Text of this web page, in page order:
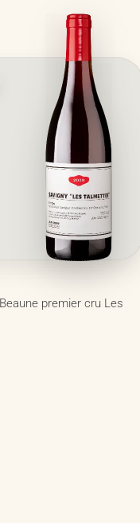
premier cru Les